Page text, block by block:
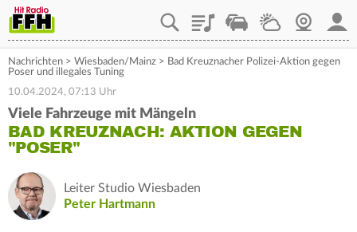
PlaylistStaupilotWetterWebcam
Nachrichten > Wiesbaden/Mainz > Bad Kreuznacher Polizei-Aktion gegen
Poser und illegales Tuning
10.04.2024, 07:13 Uhr
Viele Fahrzeuge mit Mängeln
BAD KREUZNACH: AKTION GEGEN
"POSER"
Leiter Studio Wiesbaden
Peter Hartmann